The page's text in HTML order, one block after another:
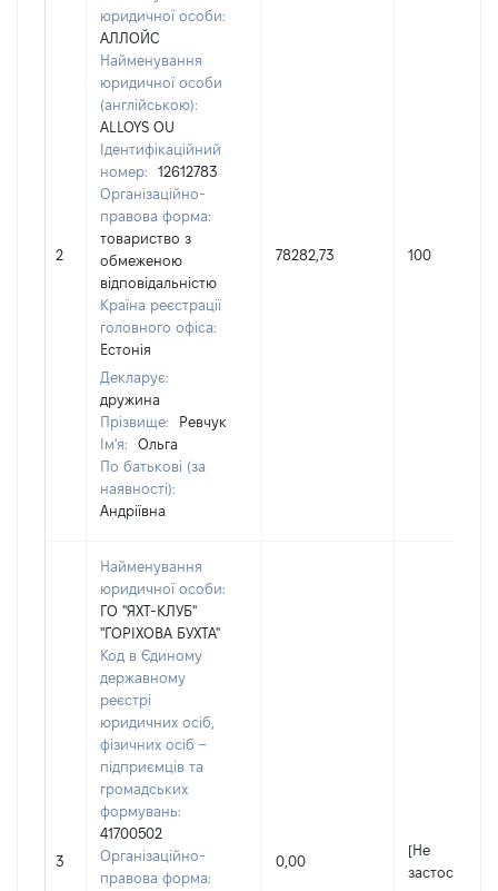
2
юридичної особи:
АЛЛОЙС
Найменування
юридичної особи
(англійською):
ALLOYS OU
Ідентифікаційний
номер:
12612783
Організаційно-
правова форма:
товариство з
обмеженою
відповідальністю
Країна реєстрації
головного офіса:
Естонія
Декларує:
дружина
Прізвище:
Ревчук
Ім'я:
Ольга
По батькові (за
наявності):
Андріївна
78282,73 100
3
Найменування
юридичної особи:
ГО "ЯХТ-КЛУБ"
"ГОРІХОВА БУХТА"
Код в Єдиному
державному
реєстрі
юридичних осіб,
фізичних осіб –
підприємців та
громадських
формувань:
41700502
Організаційно-
правова форма:
0,00
[Не